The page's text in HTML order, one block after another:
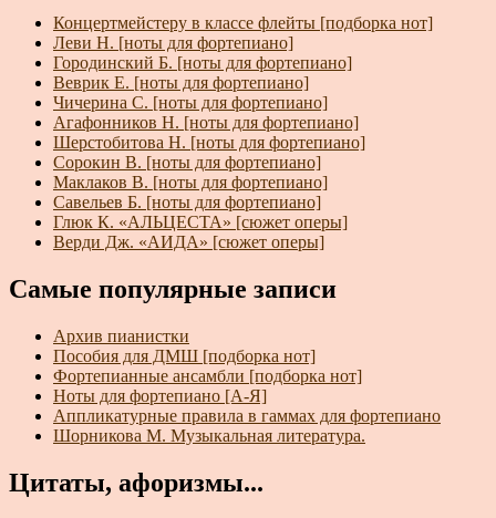
Концертмейстеру в классе флейты [подборка нот]
Леви Н. [ноты для фортепиано]
Городинский Б. [ноты для фортепиано]
Веврик Е. [ноты для фортепиано]
Чичерина С. [ноты для фортепиано]
Агафонников Н. [ноты для фортепиано]
Шерстобитова Н. [ноты для фортепиано]
Сорокин В. [ноты для фортепиано]
Маклаков В. [ноты для фортепиано]
Савельев Б. [ноты для фортепиано]
Глюк К. «АЛЬЦЕСТА» [сюжет оперы]
Верди Дж. «АИДА» [сюжет оперы]
Самые популярные записи
Архив пианистки
Пособия для ДМШ [подборка нот]
Фортепианные ансамбли [подборка нот]
Ноты для фортепиано [А-Я]
Аппликатурные правила в гаммах для фортепиано
Шорникова М. Музыкальная литература.
Цитаты, афоризмы...